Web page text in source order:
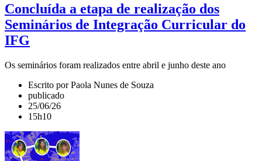
Concluída a etapa de realização dos
Seminários de Integração Curricular do
IFG
Os seminários foram realizados entre abril e junho deste ano
Escrito por Paola Nunes de Souza
publicado
25/06/26
15h10